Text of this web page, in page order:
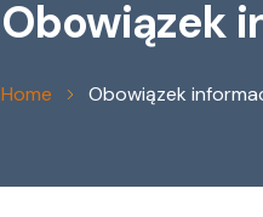
Obowiązek
Home Obowiązek